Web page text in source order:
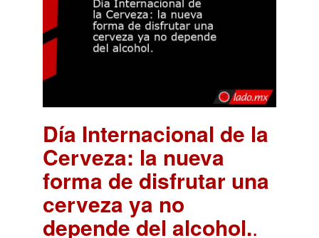
Día Internacional de la
Cerveza: la nueva
forma de disfrutar una
cerveza ya no
depende del alcohol..